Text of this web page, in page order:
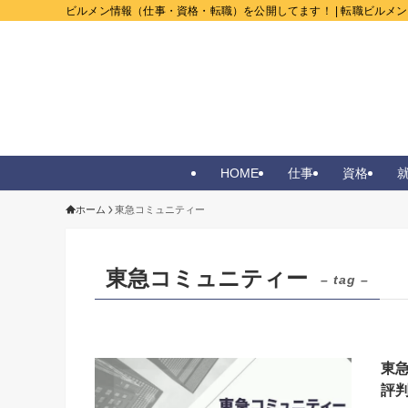
ビルメン情報（仕事・資格・転職）を公開してます！ | 転職ビルメ
HOME 仕事 資格
ホーム 東急コミュニティー
東急コミュニティー – tag –
東
評